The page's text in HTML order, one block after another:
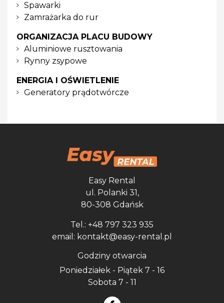
Spawarki
Zamrażarka do rur
ORGANIZACJA PLACU BUDOWY
Aluminiowe rusztowania
Rynny zsypowe
ENERGIA I OŚWIETLENIE
Generatory prądotwórcze
Easy Rental
ul. Polanki 31,
80-308 Gdańsk
Tel.: +48 797 323 935
email: kontakt@easy-rental.pl
Godziny otwarcia
Poniedziałek - Piątek 7 - 16
Sobota 7 - 11